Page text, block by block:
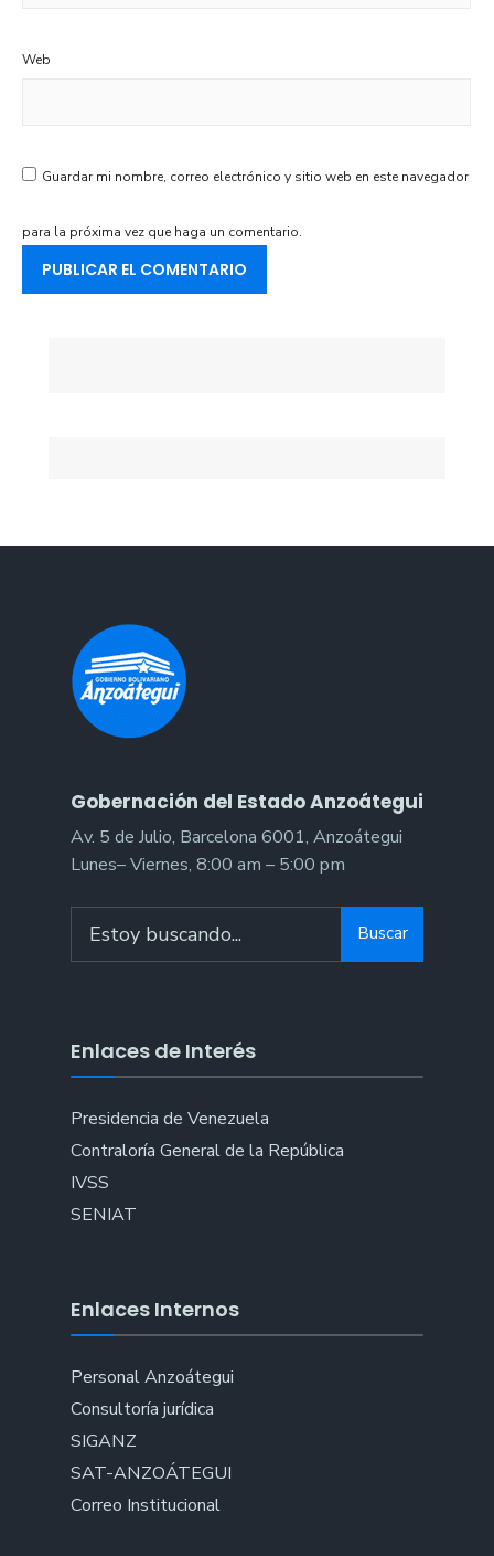
Web
Guardar mi nombre, correo electrónico y sitio web en este navegador
para la próxima vez que haga un comentario.
Gobernación del Estado Anzoátegui
Av. 5 de Julio, Barcelona 6001, Anzoátegui
Lunes– Viernes, 8:00 am – 5:00 pm
for:
Buscar
Enlaces de Interés
Presidencia de Venezuela
Contraloría General de la República
IVSS
SENIAT
Enlaces Internos
Personal Anzoátegui
Consultoría jurídica
SIGANZ
SAT-ANZOÁTEGUI
Correo Institucional